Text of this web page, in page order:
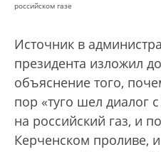
российском газе
Источник в
президента изложил
объяснение того,
пор «туго шел диалог
на российский газ, и
Керченском проливе,